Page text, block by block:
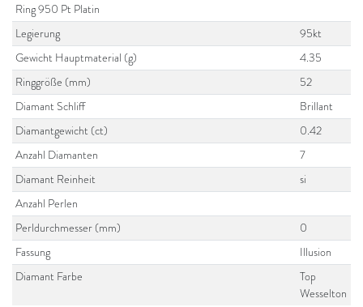
Ring 950 Pt Platin
Legierung
95kt
Gewicht Hauptmaterial (g)
4.35
Ringgröße (mm)
52
Diamant Schliff
Brillant
Diamantgewicht (ct)
0.42
Anzahl Diamanten
7
Diamant Reinheit
si
Anzahl Perlen
Perldurchmesser (mm)
0
Fassung
Illusion
Diamant Farbe
Top
Wesselton